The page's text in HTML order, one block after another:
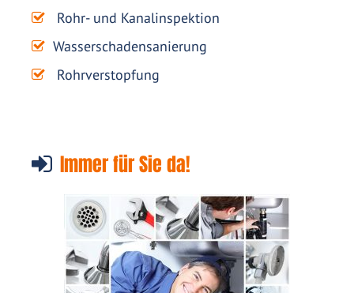
Rohr- und Kanalinspektion
Wasserschadensanierung
Rohrverstopfung
Immer für Sie da!